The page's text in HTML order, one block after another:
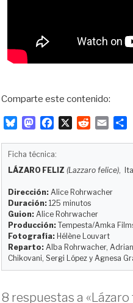
Comparte este contenido:
u
s
k
y
M
o
d
o
n
b
o
o
k
X
i
t
l
a
r
Ficha técnica:
LÁZARO FELIZ (Lazzaro felice),
Dirección: Alice Rohrwacher
Duración: 125 minutos
Guion: Alice Rohrwacher
Producción: Tempesta/Amka
Fotografía: Hélène Louvart
Reparto: Alba Rohrwacher,
Chikovani, Sergi López y Agnesa
8 respuestas a «Lázaro